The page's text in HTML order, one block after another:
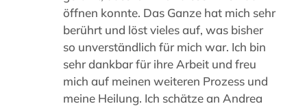
öffnen konnte. Das Ganze hat mich sehr
berührt und löst vieles auf, was bisher
so unverständlich für mich war. Ich bin
sehr dankbar für ihre Arbeit und freu
mich auf meinen weiteren Prozess und
meine Heilung. Ich schätze an Andrea